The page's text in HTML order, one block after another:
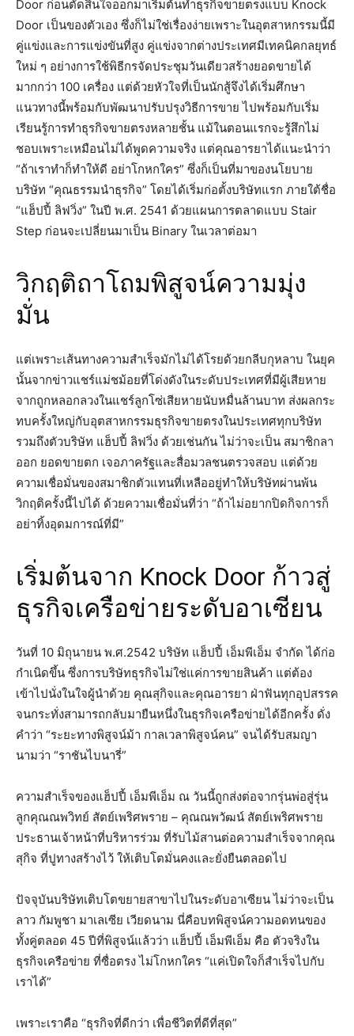
Door ก่อนตัดสินใจออกมาเริ่มต้นทำธุรกิจขายตรงแบบ Knock
Door เป็นของตัวเอง ซึ่งก็ไม่ใช่เรื่องง่ายเพราะในอุตสาหกรรมนี้มี
คู่แข่งและการแข่งขันที่สูง คู่แข่งจากต่างประเทศมีเทคนิคกลยุทธ์
ใหม่ ๆ อย่างการใช้พิธีกรจัดประชุมวันเดียวสร้างยอดขายได้
มากกว่า 100 เครื่อง แต่ด้วยหัวใจที่เป็นนักสู้จึงได้เริ่มศึกษา
แนวทางนี้พร้อมกับพัฒนาปรับปรุงวิธีการขาย ไปพร้อมกับเริ่ม
เรียนรู้การทำธุรกิจขายตรงหลายชั้น แม้ในตอนแรกจะรู้สึกไม่
ชอบเพราะเหมือนไม่ได้พูดความจริง แต่คุณอารยาได้แนะนำว่า
“ถ้าเราทำก็ทำให้ดี อย่าโกหกใคร” ซึ่งก็เป็นที่มาของนโยบาย
บริษัท “คุณธรรมนำธุรกิจ” โดยได้เริ่มก่อตั้งบริษัทแรก ภายใต้ชื่อ
“แฮ็ปปี้ ลิฟวิ่ง” ในปี พ.ศ. 2541 ด้วยแผนการตลาดแบบ Stair
Step ก่อนจะเปลี่ยนมาเป็น Binary ในเวลาต่อมา
วิกฤติถาโถมพิสูจน์ความมุ่ง
มั่น
แต่เพราะเส้นทางความสำเร็จมักไม่ได้โรยด้วยกลีบกุหลาบ ในยุค
นั้นจากข่าวแชร์แม่ชม้อยที่โด่งดังในระดับประเทศที่มีผู้เสียหาย
จากถูกหลอกลวงในแชร์ลูกโซ่เสียหายนับหมื่นล้านบาท ส่งผลกระ
ทบครั้งใหญ่กับอุตสาหกรรมธุรกิจขายตรงในประเทศทุกบริษัท
รวมถึงตัวบริษัท แฮ็ปปี้ ลิฟวิ่ง ด้วยเช่นกัน ไม่ว่าจะเป็น สมาชิกลา
ออก ยอดขายตก เจอภาครัฐและสื่อมวลชนตรวจสอบ แต่ด้วย
ความเชื่อมั่นของสมาชิกตัวแทนที่เหลืออยู่ทำให้บริษัทผ่านพ้น
วิกฤติครั้งนี้ไปได้ ด้วยความเชื่อมั่นที่ว่า “ถ้าไม่อยากปิดกิจการก็
อย่าทิ้งอุดมการณ์ที่มี”
เริ่มต้นจาก Knock Door ก้าวสู่
ธุรกิจเครือข่ายระดับอาเซียน
วันที่ 10 มิถุนายน พ.ศ.2542 บริษัท แฮ็ปปี้ เอ็มพีเอ็ม จำกัด ได้ก่อ
กำเนิดขึ้น ซึ่งการบริษัทธุรกิจไม่ใช่แค่การขายสินค้า แต่ต้อง
เข้าไปนั่งในใจผู้นำด้วย คุณสุกิจและคุณอารยา ฝ่าฟันทุกอุปสรรค
จนกระทั่งสามารถกลับมายืนหนึ่งในธุรกิจเครือข่ายได้อีกครั้ง ดั่ง
คำว่า “ระยะทางพิสูจน์ม้า กาลเวลาพิสูจน์คน” จนได้รับสมญา
นามว่า “ราชันไบนารี่”
ความสำเร็จของแฮ็ปปี้ เอ็มพีเอ็ม ณ วันนี้ถูกส่งต่อจากรุ่นพ่อสู่รุ่น
ลูกคุณณพวิทย์ สัตย์เพริศพราย – คุณณพวัฒน์ สัตย์เพริศพราย
ประธานเจ้าหน้าที่บริหารร่วม ที่รับไม้สานต่อความสำเร็จจากคุณ
สุกิจ ที่ปูทางสร้างไว้ ให้เติบโตมั่นคงและยั่งยืนตลอดไป
ปัจจุบันบริษัทเติบโตขยายสาขาไปในระดับอาเซียน ไม่ว่าจะเป็น
ลาว กัมพูชา มาเลเซีย เวียดนาม นี่คือบทพิสูจน์ความอดทนของ
ทั้งคู่ตลอด 45 ปีที่พิสูจน์แล้วว่า แฮ็ปปี้ เอ็มพีเอ็ม คือ ตัวจริงใน
ธุรกิจเครือข่าย ที่ซื่อตรง ไม่โกหกใคร “แค่เปิดใจก็สำเร็จไปกับ
เราได้”
เพราะเราคือ “ธุรกิจที่ดีกว่า เพื่อชีวิตที่ดีที่สุด”